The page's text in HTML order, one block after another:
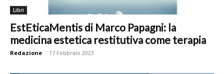
Libri
EstEticaMentis di Marco Papagni: la
medicina estetica restitutiva come terapia
Redazione - 17 Febbraio 2023